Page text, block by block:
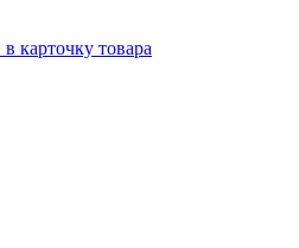
карточку товара